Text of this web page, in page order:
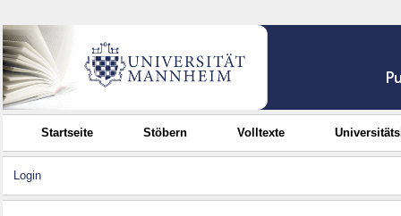
Startseite Stöbern Volltexte
Login